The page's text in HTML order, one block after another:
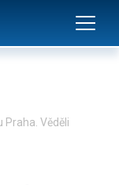
Věděli